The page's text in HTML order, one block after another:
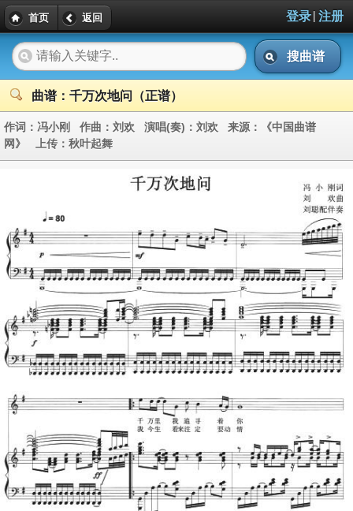
首页 返回 登录| 注册
搜曲谱
曲谱：千万次地问（正谱）
作词： 冯小刚 作曲： 刘欢 演唱(奏)： 刘欢 来源：
《中国曲谱
网》 上传： 秋叶起舞